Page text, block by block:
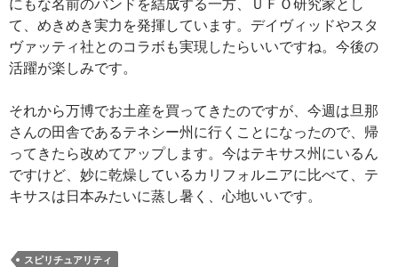
て、めきめき実力を発揮しています。デイヴィッドやスタ
ヴァッティ社とのコラボも実現したらいいですね。今後の
活躍が楽しみです。
それから万博でお土産を買ってきたのですが、今週は旦那
さんの田舎であるテネシー州に行くことになったので、帰
ってきたら改めてアップします。今はテキサス州にいるん
ですけど、妙に乾燥しているカリフォルニアに比べて、テ
キサスは日本みたいに蒸し暑く、心地いいです。
スピリチュアリティ